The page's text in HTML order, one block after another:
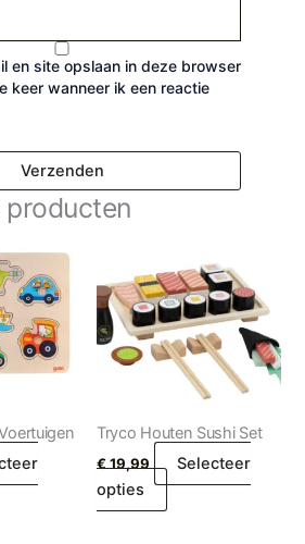
en site opslaan in deze browser
keer wanneer ik een reactie
producten
Tryco Houten Sushi Set
€19,99
Selecteer
opties